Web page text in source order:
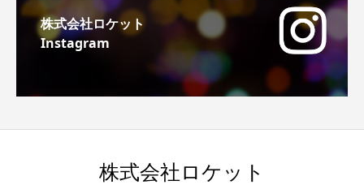
株式会社ロケット
Instagram
株式会社ロケット